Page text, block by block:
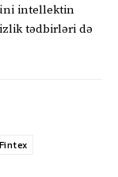
intellektin
tədbirləri də
Fintex